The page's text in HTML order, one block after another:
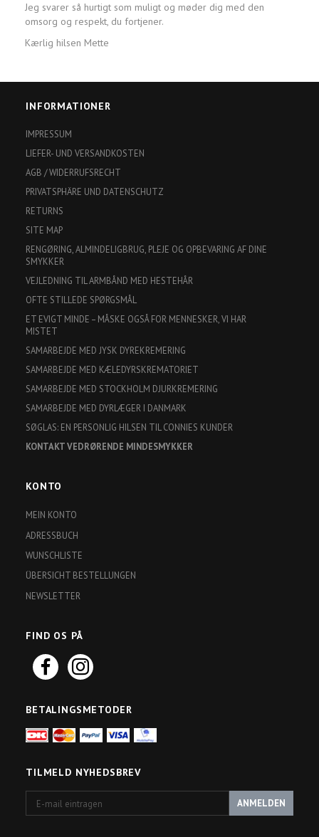
Jeg svarer så hurtigt som muligt og møder dig med den
omsorg og respekt, du fortjener.
Kærlig hilsen Mette
INFORMATIONER
IMPRESSUM
LIEFER- UND VERSANDKOSTEN
AGB / WIDERRUFSRECHT
PRIVATSPHÄRE UND DATENSCHUTZ
RETURNS
SITE MAP
RENGØRING, ALMINDELIGBRUG, PLEJE OG OPBEVARING AF DINE
SMYKKER
VEJLEDNING TIL ARMBÅND MED HESTEHÅR
OFTE STILLEDE SPØRGSMÅL
ET EVIGT MINDE – MÅSKE OGSÅ FOR MENNESKER, VI HAR
MISTET
SAMARBEJDE MED JYSK DYREKREMERING
SAMARBEJDE MED KÆLEDYRSKREMATORIET
SAMARBEJDE MED STOCKHOLM DJURKREMERING
SAMARBEJDE MED DYRLÆGER I DANMARK
SØGLAS: EN PERSONLIG HILSEN TIL CONNIES KUNDER
KONTAKT VEDRØRENDE MINDESMYKKER
KONTO
MEIN KONTO
ADRESSBUCH
WUNSCHLISTE
ÜBERSICHT BESTELLUNGEN
NEWSLETTER
FIND OS PÅ
BETALINGSMETODER
TILMELD NYHEDSBREV
mail
ANMELDEN